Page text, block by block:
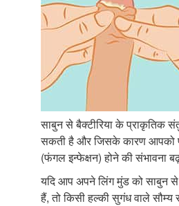
साबुन से बैक्टीरिया के प्राकृतिक
सकती है और जिसके कारण आपको
(फंगल इन्फेक्षन) होने की संभावना
यदि आप अपने लिंग मुंड को साबुन
हैं, तो किसी हल्की सुगंध वाले सौम्य